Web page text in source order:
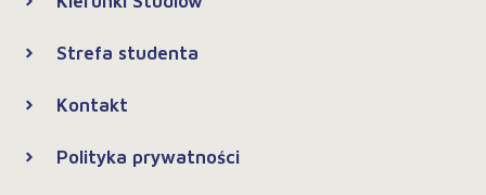
Strefa studenta
Kontakt
Polityka prywatności